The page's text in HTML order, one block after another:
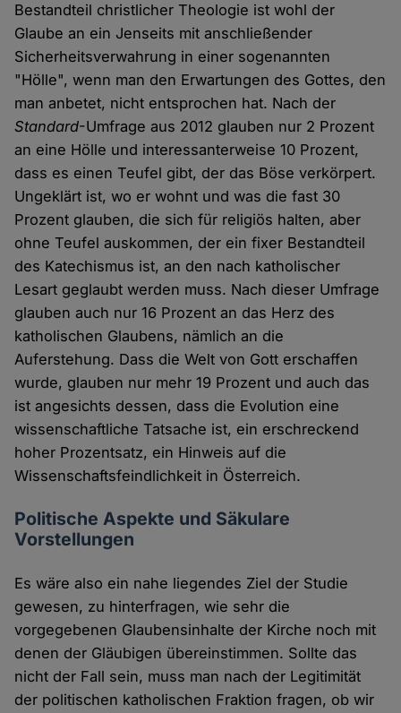
Bestandteil christlicher Theologie ist wohl der
Glaube an ein Jenseits mit anschließender
Sicherheitsverwahrung in einer sogenannten
"Hölle", wenn man den Erwartungen des Gottes, den
man anbetet, nicht entsprochen hat. Nach der
Standard-Umfrage aus 2012 glauben nur 2 Prozent
an eine Hölle und interessanterweise 10 Prozent,
dass es einen Teufel gibt, der das Böse verkörpert.
Ungeklärt ist, wo er wohnt und was die fast 30
Prozent glauben, die sich für religiös halten, aber
ohne Teufel auskommen, der ein fixer Bestandteil
des Katechismus ist, an den nach katholischer
Lesart geglaubt werden muss. Nach dieser Umfrage
glauben auch nur 16 Prozent an das Herz des
katholischen Glaubens, nämlich an die
Auferstehung. Dass die Welt von Gott erschaffen
wurde, glauben nur mehr 19 Prozent und auch das
ist angesichts dessen, dass die Evolution eine
wissenschaftliche Tatsache ist, ein erschreckend
hoher Prozentsatz, ein Hinweis auf die
Wissenschaftsfeindlichkeit in Österreich.
Politische Aspekte und Säkulare
Vorstellungen
Es wäre also ein nahe liegendes Ziel der Studie
gewesen, zu hinterfragen, wie sehr die
vorgegebenen Glaubensinhalte der Kirche noch mit
denen der Gläubigen übereinstimmen. Sollte das
nicht der Fall sein, muss man nach der Legitimität
der politischen katholischen Fraktion fragen, ob wir